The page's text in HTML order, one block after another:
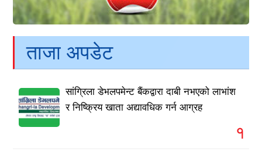
ताजा अपडेट
सांग्रिला डेभलपमेन्ट बैंकद्वारा दाबी नभएको लाभांश
र निष्क्रिय खाता अद्यावधिक गर्न आग्रह
१